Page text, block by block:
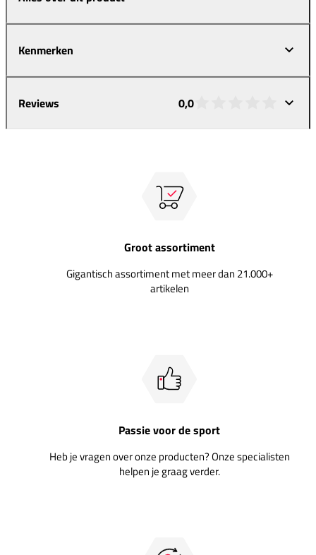
Kenmerken
Reviews 0,0
Groot assortiment
Gigantisch assortiment met meer dan 21.000+
artikelen
Passie voor de sport
Heb je vragen over onze producten? Onze specialisten
helpen je graag verder.